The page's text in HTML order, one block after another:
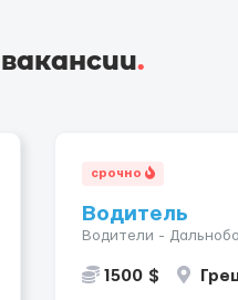
.
срочно
Водитель
Водители -
1500 $